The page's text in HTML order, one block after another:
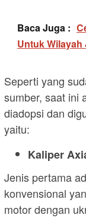
Baca Juga :
Untuk Wilayah
Seperti yang
sumber, saat ini
diadopsi dan
yaitu:
Kaliper
Jenis pertama
konvensional
motor dengan